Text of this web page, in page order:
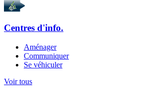
Centres d'info.
Aménager
Communiquer
Se véhiculer
Voir tous